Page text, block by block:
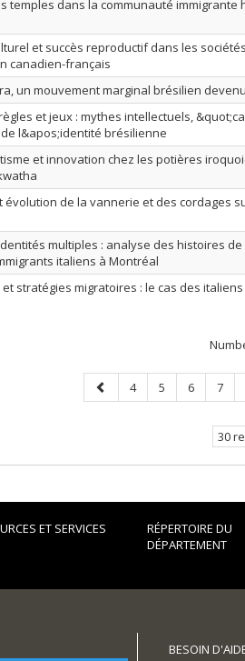
temples dans la communauté immigrante
et succès reproductif dans les
canadien-français
un mouvement marginal brésilien
et jeux : mythes intellectuels,
l&apos;identité brésilienne
et innovation chez les potières
évolution de la vannerie et des cordages
multiples : analyse des histoires
italiens à Montréal
stratégies migratoires : le cas des
Previous
page
Page
4 Page
5 Page
6 Page
7
30
ET SERVICES
RÉPERTOIRE DU
DÉPARTEMENT
BESOIN